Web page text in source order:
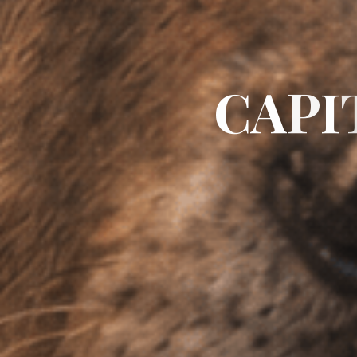
CAPI